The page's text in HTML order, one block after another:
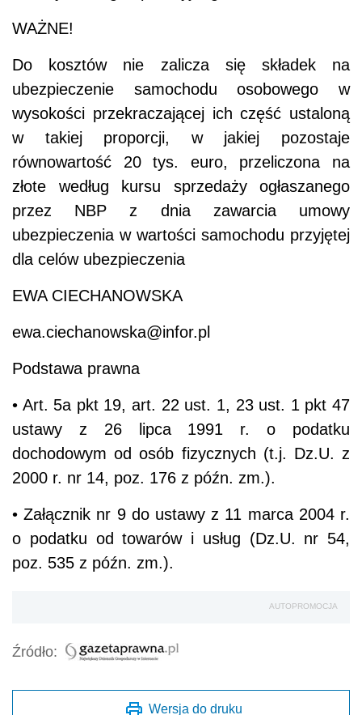
WAŻNE!
Do kosztów nie zalicza się składek na
ubezpieczenie samochodu osobowego w
wysokości przekraczającej ich część ustaloną
w takiej proporcji, w jakiej pozostaje
równowartość 20 tys. euro, przeliczona na
złote według kursu sprzedaży ogłaszanego
przez NBP z dnia zawarcia umowy
ubezpieczenia w wartości samochodu przyjętej
dla celów ubezpieczenia
EWA CIECHANOWSKA
ewa.ciechanowska@infor.pl
Podstawa prawna
• Art. 5a pkt 19, art. 22 ust. 1, 23 ust. 1 pkt 47
ustawy z 26 lipca 1991 r. o podatku
dochodowym od osób fizycznych (t.j. Dz.U. z
2000 r. nr 14, poz. 176 z późn. zm.).
• Załącznik nr 9 do ustawy z 11 marca 2004 r.
o podatku od towarów i usług (Dz.U. nr 54,
poz. 535 z późn. zm.).
AUTOPROMOCJA
Źródło:
Wersja do druku